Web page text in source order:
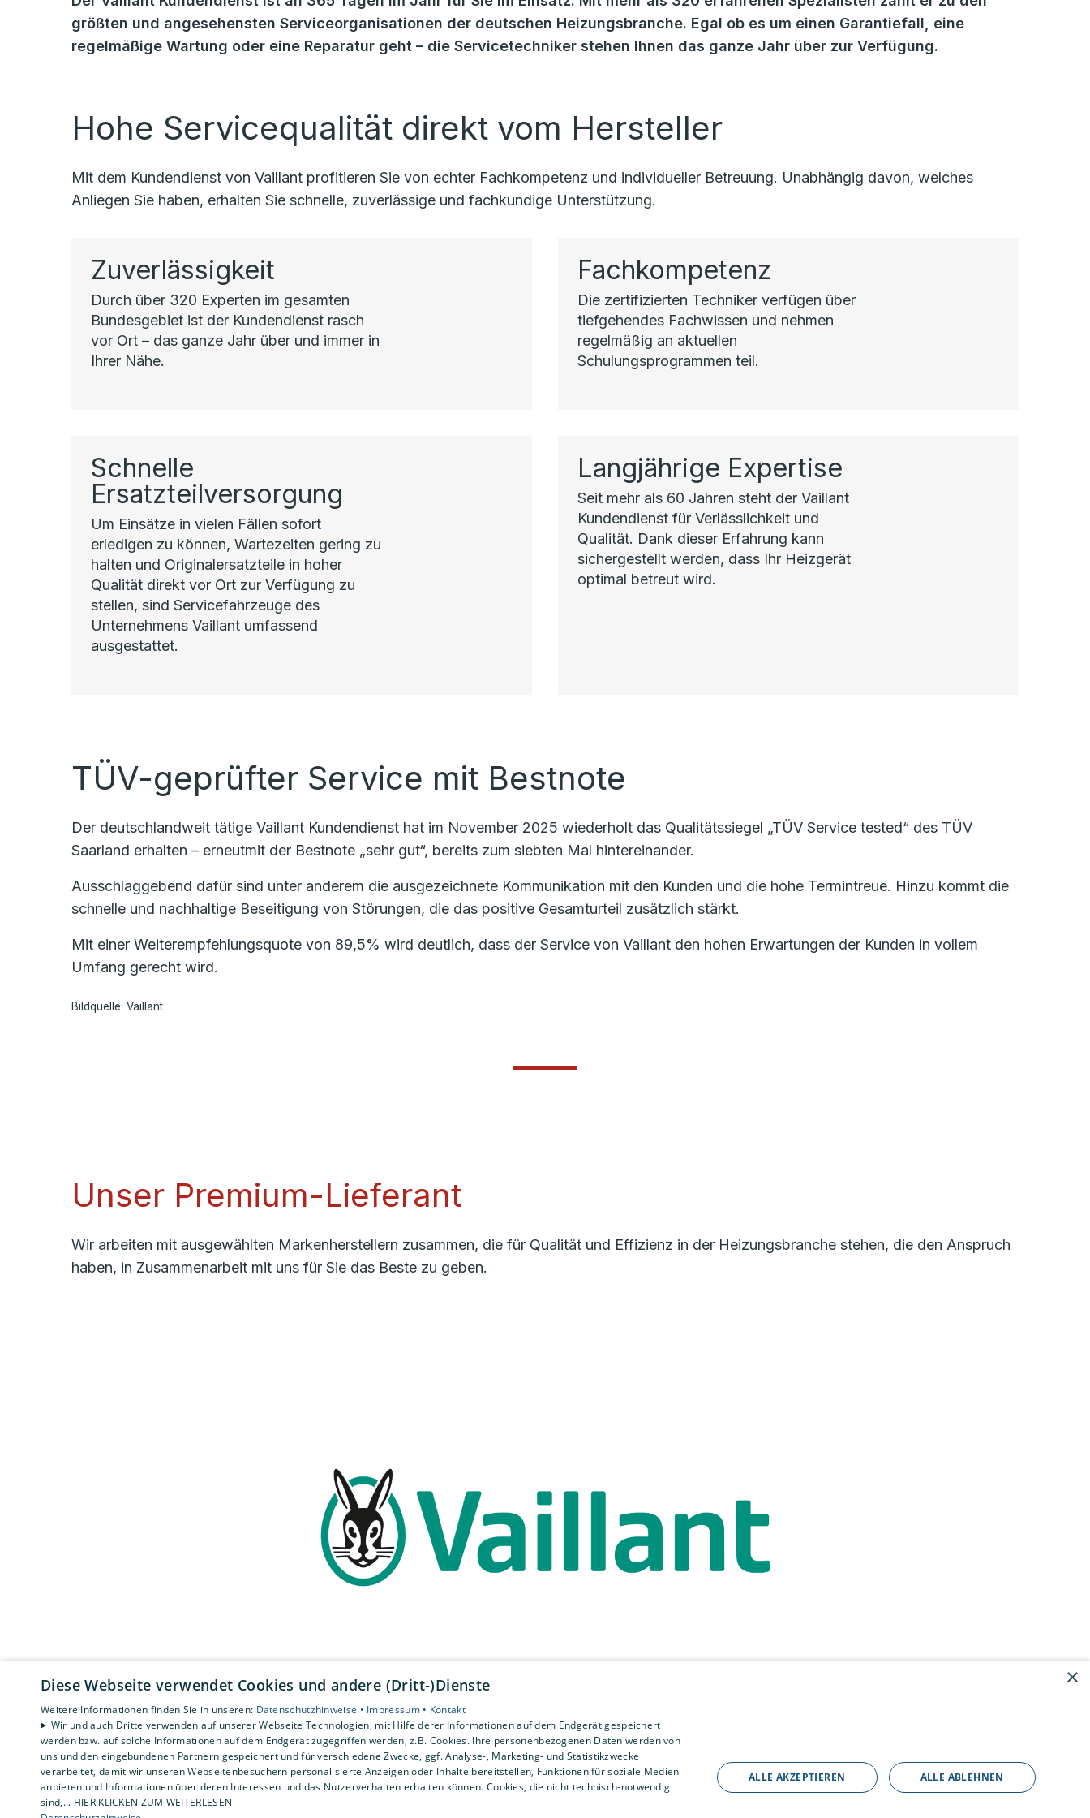
größten und angesehensten Serviceorganisationen der deutschen Heizungsbranche. Egal ob es um einen Garantiefall, eine
regelmäßige Wartung oder eine Reparatur geht – die Servicetechniker stehen Ihnen das ganze Jahr über zur Verfügung.
Hohe Servicequalität direkt vom Hersteller
Mit dem Kundendienst von Vaillant profitieren Sie von echter Fachkompetenz und individueller Betreuung. Unabhängig davon, welches
Anliegen Sie haben, erhalten Sie schnelle, zuverlässige und fachkundige Unterstützung.
Zuverlässigkeit
Durch über 320 Experten im gesamten
Bundesgebiet ist der Kundendienst rasch
vor Ort – das ganze Jahr über und immer in
Ihrer Nähe.
Fachkompetenz
Die zertifizierten Techniker verfügen über
tiefgehendes Fachwissen und nehmen
regelmäßig an aktuellen
Schulungsprogrammen teil.
Schnelle
Ersatzteilversorgung
Um Einsätze in vielen Fällen sofort
erledigen zu können, Wartezeiten gering zu
halten und Originalersatzteile in hoher
Qualität direkt vor Ort zur Verfügung zu
stellen, sind Servicefahrzeuge des
Unternehmens Vaillant umfassend
ausgestattet.
Langjährige Expertise
Seit mehr als 60 Jahren steht der Vaillant
Kundendienst für Verlässlichkeit und
Qualität. Dank dieser Erfahrung kann
sichergestellt werden, dass Ihr Heizgerät
optimal betreut wird.
TÜV-geprüfter Service mit Bestnote
Der deutschlandweit tätige Vaillant Kundendienst hat im November 2025 wiederholt das Qualitätssiegel „TÜV Service tested“ des TÜV
Saarland erhalten – erneutmit der Bestnote „sehr gut“, bereits zum siebten Mal hintereinander.
Ausschlaggebend dafür sind unter anderem die ausgezeichnete Kommunikation mit den Kunden und die hohe Termintreue. Hinzu kommt die
schnelle und nachhaltige Beseitigung von Störungen, die das positive Gesamturteil zusätzlich stärkt.
Mit einer Weiterempfehlungsquote von 89,5% wird deutlich, dass der Service von Vaillant den hohen Erwartungen der Kunden in vollem
Umfang gerecht wird.
Bildquelle: Vaillant
Unser Premium-Lieferant
Wir arbeiten mit ausgewählten Markenherstellern zusammen, die für Qualität und Effizienz in der Heizungsbranche stehen, die den Anspruch
haben, in Zusammenarbeit mit uns für Sie das Beste zu geben.
×
Diese Webseite verwendet Cookies und andere (Dritt-)Dienste
Weitere Informationen finden Sie in unseren: Datenschutzhinweise • Impressum • Kontakt
Wir und auch Dritte verwenden auf unserer Webseite Technologien, mit Hilfe derer Informationen auf dem Endgerät gespeichert
werden bzw. auf solche Informationen auf dem Endgerät zugegriffen werden, z.B. Cookies. Ihre personenbezogenen Daten werden von
uns und den eingebundenen Partnern gespeichert und für verschiedene Zwecke, ggf. Analyse-, Marketing- und Statistikzwecke
verarbeitet, damit wir unseren Webseitenbesuchern personalisierte Anzeigen oder Inhalte bereitstellen, Funktionen für soziale Medien
anbieten und Informationen über deren Interessen und das Nutzerverhalten erhalten können. Cookies, die nicht technisch-notwendig
sind,... HIER KLICKEN ZUM WEITERLESEN
ALLE AKZEPTIEREN ALLE ABLEHNEN